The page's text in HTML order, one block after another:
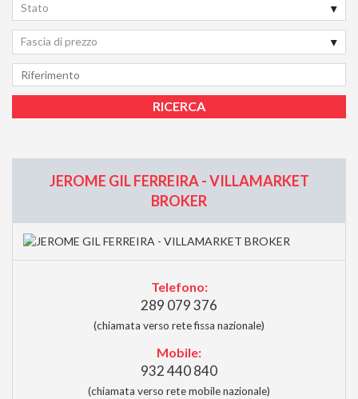
Stato
Fascia di prezzo
JEROME GIL FERREIRA - VILLAMARKET
BROKER
Telefono:
289 079 376
(chiamata verso rete fissa nazionale)
Mobile:
932 440 840
(chiamata verso rete mobile nazionale)